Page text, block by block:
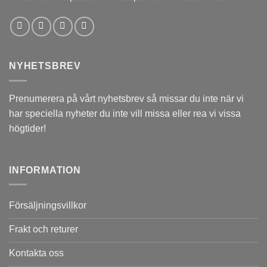
NYHETSBREV
Prenumerera på vårt nyhetsbrev så missar du inte när vi
har speciella nyheter du inte vill missa eller rea vi vissa
högtider!
INFORMATION
Försäljningsvillkor
Frakt och returer
Kontakta oss